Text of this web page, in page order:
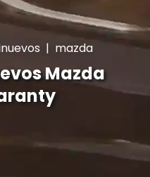
| mazda
Mazda